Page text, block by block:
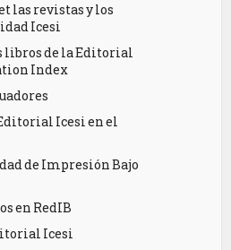
las revistas y los
Icesi
libros de la Editorial
Index
Icesi en el
de Impresión Bajo
en RedIB
Icesi